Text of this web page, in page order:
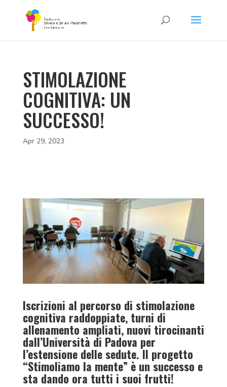
STIMOLAZIONE
COGNITIVA: UN
SUCCESSO!
Apr 29, 2023
Iscrizioni al percorso di stimolazione
cognitiva raddoppiate, turni di
allenamento ampliati, nuovi tirocinanti
dall’Università di Padova per
l’estensione delle sedute. Il progetto
“Stimoliamo la mente” è un successo e
sta dando ora tutti i suoi frutti!